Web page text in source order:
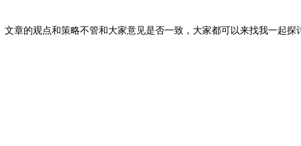
章的观点和策略不管和大家意见是否一致，大家都可以来找我一起探